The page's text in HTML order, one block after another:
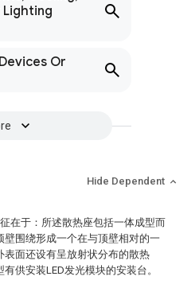
Lighting
Or
Hide Dependent
在于：所述散热座包括一体成型而
围绕形成一个在与顶壁相对的一
面还设有呈放射状分布的散热
供安装LED发光模块的安装台。